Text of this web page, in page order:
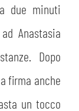
due minuti
Anastasia
Dopo
firma anche
un tocco